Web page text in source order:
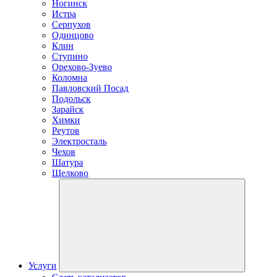
Ногинск
Истра
Серпухов
Одинцово
Клин
Ступино
Орехово-Зуево
Коломна
Павловский Посад
Подольск
Зарайск
Химки
Реутов
Электросталь
Чехов
Шатура
Щелково
Услуги